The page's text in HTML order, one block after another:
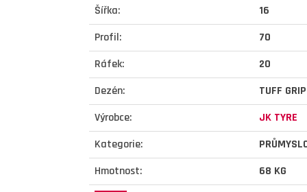
Šířka:
16
Profil:
70
Ráfek:
20
Dezén:
TUFF GRIP
Výrobce:
JK TYRE
Kategorie:
Hmotnost:
68 KG